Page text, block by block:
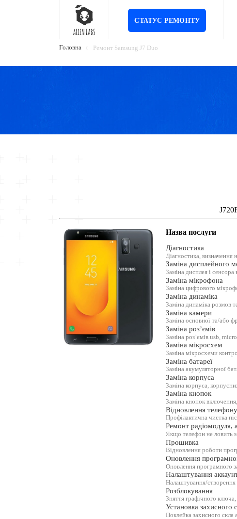
Головна Ремонт Samsung J7 Duo
Назва послуги
Діагностика
Діагностика, визначення
Заміна дисплейного
Заміна дисплея і сенсора
Заміна мікрофона
Заміна цифрового
Заміна динаміка
Заміна динаміка розмов
Заміна камери
Заміна основної та/або
Заміна роз’ємів
Заміна роз’ємів usb,
Заміна мікросхем
Заміна мікросхеми
Заміна батареї
Заміна акумуляторної
Заміна корпуса
Заміна корпуса,
Заміна кнопок
Заміна кнопок
Відновлення
Профілактична чистка
Ремонт радіомодуля,
Якщо телефон не ловить
Прошивка
Відновлення роботи
Оновлення
Оновлення програмного
Налаштування
Налаштування/створення
Розблокування
Зняття графічного
Установка захисного
Поклейка захисного скла
СТАТУС РЕМОНТУ